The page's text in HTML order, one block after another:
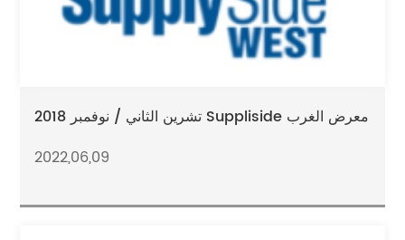
تشرين الثاني / نوفمبر 2018 Suppliside معرض الغرب
2022,06,09